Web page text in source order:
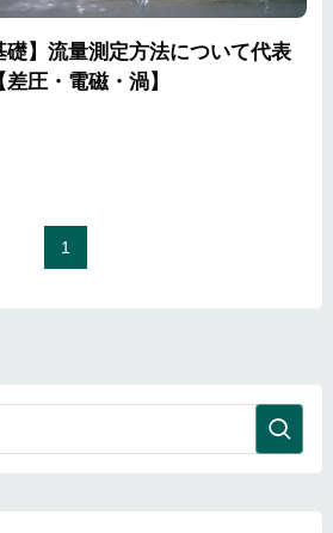
礎】流量測定方法について代表
圧・電磁・渦】
1